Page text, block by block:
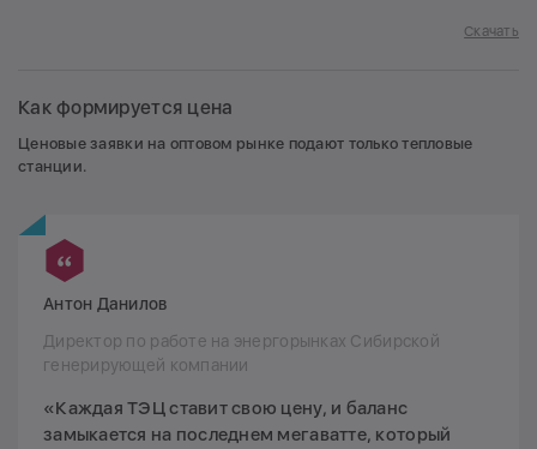
Скачать
Как формируется цена
Ценовые заявки на оптовом рынке подают только тепловые
станции.
Антон Данилов
Директор по работе на энергорынках Сибирской
генерирующей компании
«Каждая ТЭЦ ставит свою цену, и баланс
замыкается на последнем мегаватте, который